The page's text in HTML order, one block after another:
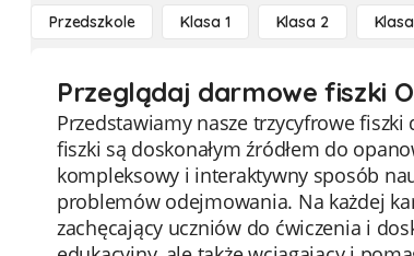
Przedszkole Klasa 1 Klasa 2
Przeglądaj darmowe fiszki
Przedstawiamy nasze trzycyfrowe
fiszki są doskonałym źródłem do
kompleksowy i interaktywny sposób
problemów odejmowania. Na każdej
zachęcający uczniów do ćwiczenia i